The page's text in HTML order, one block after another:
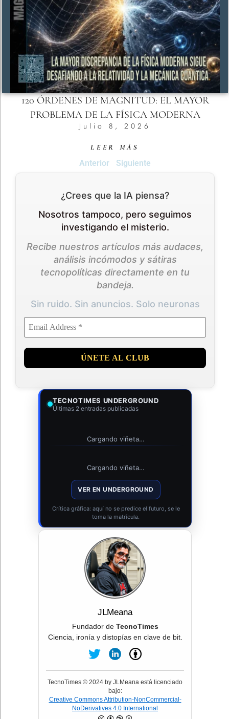
120 ÓRDENES DE MAGNITUD: EL MAYOR
PROBLEMA DE LA FÍSICA MODERNA
Julio 8, 2026
LEER MÁS
Anterior Siguiente
¿Crees que la IA piensa?
Nosotros tampoco, pero seguimos
investigando el misterio.
Recibe nuestros artículos más audaces,
análisis incómodos y sátiras
tecnopolíticas directamente en tu
bandeja.
Sin ruido. Sin anuncios. Solo neuronas
TECNOTIMES UNDERGROUND
Últimas 2 entradas publicadas
Cargando viñeta…
Cargando viñeta…
VER EN UNDERGROUND
Crítica gráfica: aquí no se predice el futuro, se le
toma la matrícula.
JLMeana
Fundador de TecnoTimes
Ciencia, ironía y distopías en clave de bit.
TecnoTimes © 2024 by JLMeana está licenciado
bajo:
Creative Commons Attribution-NonCommercial-
NoDerivatives 4.0 International